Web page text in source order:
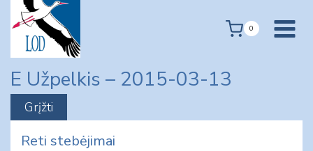
content
0
E Užpelkis – 2015-03-13
Reti stebėjimai